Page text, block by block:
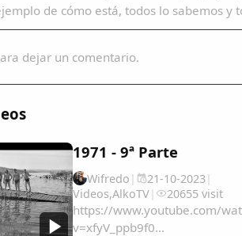
de cómo está, todos lo sabemos y
dejar un comentario.
1971 - 9ª Parte
Wifredo | 21-10-2023|
Videos,AlkoTV| 20655 visit
https://www.youtube.com/
v=xfyV_ppb9f0...